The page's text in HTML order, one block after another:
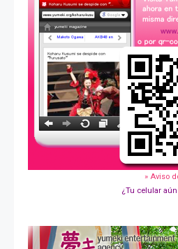
» Aviso
¿Tu celular